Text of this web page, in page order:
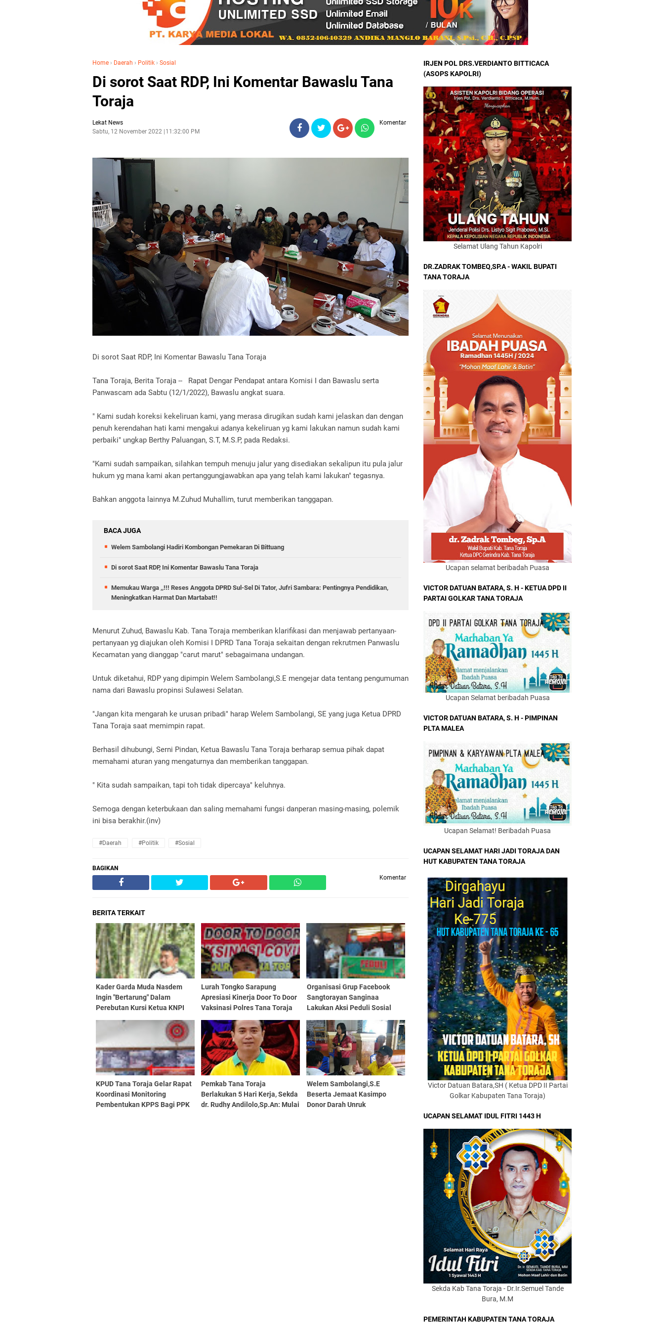
Home › Daerah › Politik › Sosial
Di sorot Saat RDP, Ini Komentar Bawaslu Tana
Toraja
Lekat News
Sabtu, 12 November 2022 11:32:00 PM
Komentar
Di sorot Saat RDP, Ini Komentar Bawaslu Tana Toraja
Tana Toraja, Berita Toraja -- Rapat Dengar Pendapat antara Komisi I dan Bawaslu serta
Panwascam ada Sabtu (12/1/2022), Bawaslu angkat suara.
" Kami sudah koreksi kekeliruan kami, yang merasa dirugikan sudah kami jelaskan dan dengan
penuh kerendahan hati kami mengakui adanya kekeliruan yg kami lakukan namun sudah kami
perbaiki" ungkap Berthy Paluangan, S.T, M.S.P, pada Redaksi.
"Kami sudah sampaikan, silahkan tempuh menuju jalur yang disediakan sekalipun itu pula jalur
hukum yg mana kami akan pertanggungjawabkan apa yang telah kami lakukan" tegasnya.
Bahkan anggota lainnya M.Zuhud Muhallim, turut memberikan tanggapan.
BACA JUGA
Welem Sambolangi Hadiri Kombongan Pemekaran Di Bittuang
Di sorot Saat RDP, Ini Komentar Bawaslu Tana Toraja
Memukau Warga ,,!!! Reses Anggota DPRD Sul-Sel Di Tator, Jufri Sambara: Pentingnya Pendidikan,
Meningkatkan Harmat Dan Martabat!!
Menurut Zuhud, Bawaslu Kab. Tana Toraja memberikan klarifikasi dan menjawab pertanyaan-
pertanyaan yg diajukan oleh Komisi I DPRD Tana Toraja sekaitan dengan rekrutmen Panwaslu
Kecamatan yang dianggap "carut marut" sebagaimana undangan.
Untuk diketahui, RDP yang dipimpin Welem Sambolangi,S.E mengejar data tentang pengumuman
nama dari Bawaslu propinsi Sulawesi Selatan.
"Jangan kita mengarah ke urusan pribadi" harap Welem Sambolangi, SE yang juga Ketua DPRD
Tana Toraja saat memimpin rapat.
Berhasil dihubungi, Serni Pindan, Ketua Bawaslu Tana Toraja berharap semua pihak dapat
memahami aturan yang mengaturnya dan memberikan tanggapan.
" Kita sudah sampaikan, tapi toh tidak dipercaya" keluhnya.
Semoga dengan keterbukaan dan saling memahami fungsi danperan masing-masing, polemik
ini bisa berakhir.(inv)
#Daerah #Politik #Sosial
BAGIKAN
Komentar
BERITA TERKAIT
Kader Garda Muda Nasdem
Ingin "Bertarung" Dalam
Perebutan Kursi Ketua KNPI
Lurah Tongko Sarapung
Apresiasi Kinerja Door To Door
Vaksinasi Polres Tana Toraja
Organisasi Grup Facebook
Sangtorayan Sanginaa
Lakukan Aksi Peduli Sosial
KPUD Tana Toraja Gelar Rapat
Koordinasi Monitoring
Pembentukan KPPS Bagi PPK
Pemkab Tana Toraja
Berlakukan 5 Hari Kerja, Sekda
dr. Rudhy Andilolo,Sp.An: Mulai
Welem Sambolangi,S.E
Beserta Jemaat Kasimpo
Donor Darah Unruk
IRJEN POL DRS.VERDIANTO BITTICACA
(ASOPS KAPOLRI)
Selamat Ulang Tahun Kapolri
DR.ZADRAK TOMBEQ,SP.A - WAKIL BUPATI
TANA TORAJA
Ucapan selamat beribadah Puasa
VICTOR DATUAN BATARA, S. H - KETUA DPD II
PARTAI GOLKAR TANA TORAJA
Ucapan Selamat beribadah Puasa
VICTOR DATUAN BATARA, S. H - PIMPINAN
PLTA MALEA
Ucapan Selamat! Beribadah Puasa
UCAPAN SELAMAT HARI JADI TORAJA DAN
HUT KABUPATEN TANA TORAJA
Victor Datuan Batara,SH ( Ketua DPD II Partai
Golkar Kabupaten Tana Toraja)
UCAPAN SELAMAT IDUL FITRI 1443 H
Sekda Kab Tana Toraja - Dr.Ir.Semuel Tande
Bura, M.M
PEMERINTAH KABUPATEN TANA TORAJA